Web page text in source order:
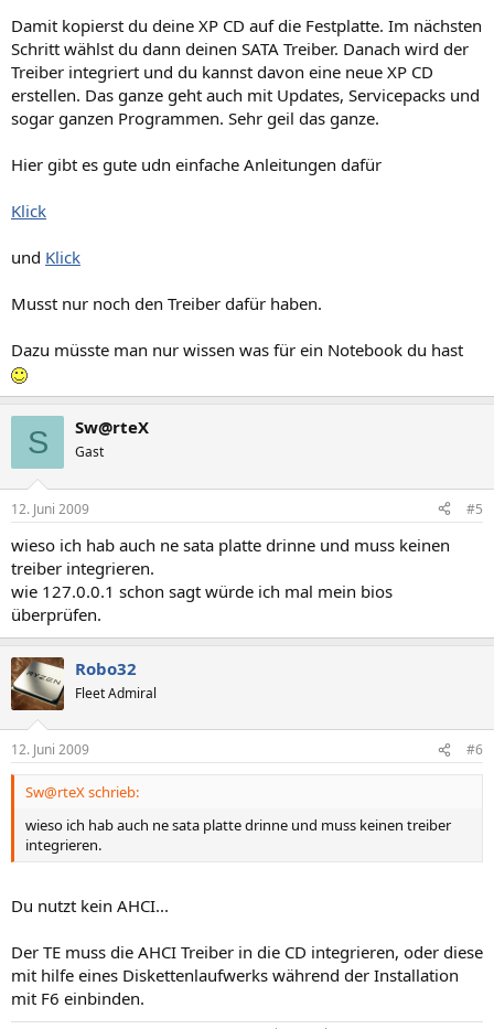
Damit kopierst du deine XP CD auf die Festplatte. Im nächsten
Schritt wählst du dann deinen SATA Treiber. Danach wird der
Treiber integriert und du kannst davon eine neue XP CD
erstellen. Das ganze geht auch mit Updates, Servicepacks und
sogar ganzen Programmen. Sehr geil das ganze.
Hier gibt es gute udn einfache Anleitungen dafür
Klick
und Klick
Musst nur noch den Treiber dafür haben.
Dazu müsste man nur wissen was für ein Notebook du hast
S Sw@rteX
Gast
12. Juni 2009 #5
wieso ich hab auch ne sata platte drinne und muss keinen
treiber integrieren.
wie 127.0.0.1 schon sagt würde ich mal mein bios
überprüfen.
Robo32
Fleet Admiral
12. Juni 2009 #6
Sw@rteX schrieb:
wieso ich hab auch ne sata platte drinne und muss keinen treiber
integrieren.
Du nutzt kein AHCI...
Der TE muss die AHCI Treiber in die CD integrieren, oder diese
mit hilfe eines Diskettenlaufwerks während der Installation
mit F6 einbinden.